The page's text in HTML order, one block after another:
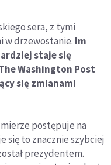
sera, z tymi
w drzewostanie. Im
staje się
Washington Post
się zmianami
postępuje na
się to znacznie szybciej
prezydentem.